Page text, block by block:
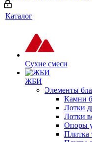
Каталог
Сухие смеси
ЖБИ
Элементы
Камни
Лотки
Лотки
Опоры
Плитка